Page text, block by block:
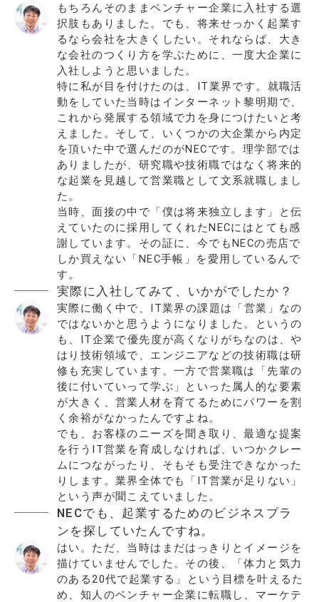
もちろんそのままベンチャー企業に入社する選
択肢もありました。でも、将来せっかく起業す
るなら会社を大きくしたい。それならば、大き
な会社のつくり方を学ぶために、一度大企業に
入社しようと思いました。
特に私が目を付けたのは、IT業界です。就職活
動をしていた当時はインターネット黎明期で、
これから発展する領域で力を身につけたいと考
えました。そして、いくつかの大企業から内定
を頂いた中で選んだのがNECです。理学部では
ありましたが、研究職や技術職ではなく将来的
な起業を見越して営業職として文系就職しまし
た。
当時、面接の中で「僕は将来独立します」と伝
えていたのに採用してくれたNECにはとても感
謝しています。その証に、今でもNECの売店で
しか買えない「NEC手帳」を愛用しているんで
す。
実際に入社してみて、いかがでしたか？
実際に働く中で、IT業界の課題は「営業」なの
ではないかと思うようになりました。というの
も、IT企業で優先度が高くなりがちなのは、や
はり技術領域で、エンジニアなどの技術職は研
修も充実しています。一方で営業職は「先輩の
後に付いていって学ぶ」といった属人的な要素
が大きく、営業人材を育てるためにパワーを割
く余裕がなかったんですよね。
でも、お客様のニーズを聞き取り、最適な提案
を行うIT営業を育成しなければ、いつかクレー
ムにつながったり、そもそも受注できなかった
りします。業界全体でも「IT営業が足りない」
という声が聞こえていました。
NECでも、起業するためのビジネスプラ
ンを探していたんですね。
はい。ただ、当時はまだはっきりとイメージを
描けていませんでした。その後、「体力と気力
のある20代で起業する」という目標を叶えるた
め、知人のベンチャー企業に転職し、マーケテ